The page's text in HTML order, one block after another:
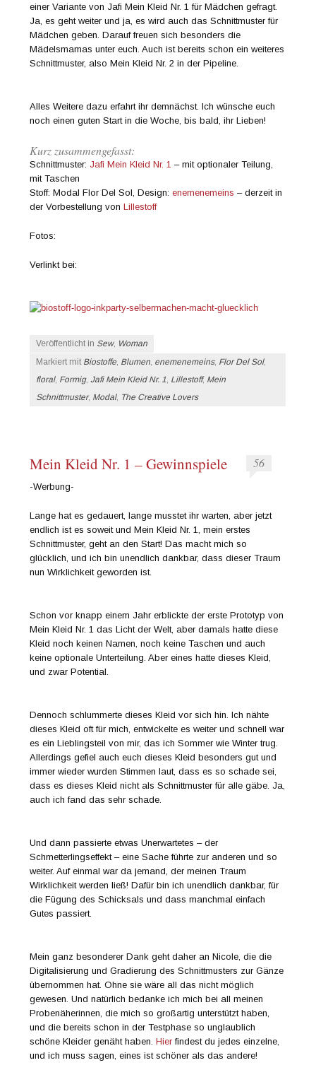
einer Variante von Jafi Mein Kleid Nr. 1 für Mädchen gefragt.
Ja, es geht weiter und ja, es wird auch das Schnittmuster für
Mädchen geben. Darauf freuen sich besonders die
Mädelsmamas unter euch. Auch ist bereits schon ein weiteres
Schnittmuster, also Mein Kleid Nr. 2 in der Pipeline.
Alles Weitere dazu erfahrt ihr demnächst. Ich wünsche euch
noch einen guten Start in die Woche, bis bald, ihr Lieben!
Kurz zusammengefasst:
Schnittmuster: Jafi Mein Kleid Nr. 1 – mit optionaler Teilung,
mit Taschen
Stoff: Modal Flor Del Sol, Design:enemenemeins – derzeit in
der Vorbestellung vonLillestoff
Fotos:
Verlinkt bei:
Veröffentlicht in Sew, Woman
Markiert mit Biostoffe, Blumen, enemenemeins, Flor Del Sol,
floral, Formig,Jafi Mein Kleid Nr. 1, Lillestoff, Mein
Schnittmuster, Modal, The Creative Lovers
Mein Kleid Nr. 1 – Gewinnspiele 56
-Werbung-
Lange hat es gedauert, lange musstet ihr warten, aber jetzt
endlich ist es soweit und Mein Kleid Nr. 1, mein erstes
Schnittmuster, geht an den Start! Das macht mich so
glücklich, und ich bin unendlich dankbar, dass dieser Traum
nun Wirklichkeit geworden ist.
Schon vor knapp einem Jahr erblickte der erste Prototyp von
Mein Kleid Nr. 1 das Licht der Welt, aber damals hatte diese
Kleid noch keinen Namen, noch keine Taschen und auch
keine optionale Unterteilung. Aber eines hatte dieses Kleid,
und zwar Potential.
Dennoch schlummerte dieses Kleid vor sich hin. Ich nähte
dieses Kleid oft für mich, entwickelte es weiter und schnell war
es ein Lieblingsteil von mir, das ich Sommer wie Winter trug.
Allerdings gefiel auch euch dieses Kleid besonders gut und
immer wieder wurden Stimmen laut, dass es so schade sei,
dass es dieses Kleid nicht als Schnittmuster für alle gäbe. Ja,
auch ich fand das sehr schade.
Und dann passierte etwas Unerwartetes – der
Schmetterlingseffekt – eine Sache führte zur anderen und so
weiter. Auf einmal war da jemand, der meinen Traum
Wirklichkeit werden ließ! Dafür bin ich unendlich dankbar, für
die Fügung des Schicksals und dass manchmal einfach
Gutes passiert.
Mein ganz besonderer Dank geht daher an Nicole, die die
Digitalisierung und Gradierung des Schnittmusters zur Gänze
übernommen hat. Ohne sie wäre all das nicht möglich
gewesen. Und natürlich bedanke ich mich bei all meinen
Probenäherinnen, die mich so großartig unterstützt haben,
und die bereits schon in der Testphase so unglaublich
schöne Kleider genäht haben.Hier findest du jedes einzelne,
und ich muss sagen, eines ist schöner als das andere!